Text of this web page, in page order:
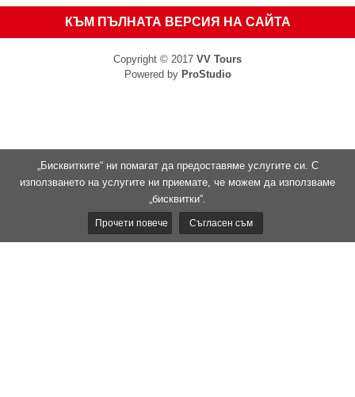
КЪМ ПЪЛНАТА ВЕРСИЯ НА САЙТА
Copyright © 2017 VV Tours
Powered by ProStudio
„Бисквитките“ ни помагат да предоставяме услугите си. С
използването на услугите ни приемате, че можем да използваме
„бисквитки“.
Прочети повече Съгласен съм